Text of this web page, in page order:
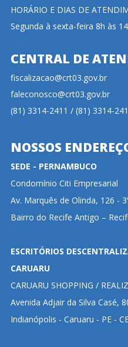
HORÁRIO E DIAS DE
Segunda à sexta-feira 8h às
CENTRAL DE
fiscalizacao@crt03.gov.br
faleconosco@crt03.gov.br
(81) 3314-2411 / (81) 3314-
NOSSOS
SEDE - PERNAMBUCO
Condomínio Citi Empresarial
Av. Marquês de Olinda, 126 -
Bairro do Recife Antigo –
ESCRITÓRIOS
CARUARU
CARUARU SHOPPING /
Avenida Adjair da Silva Casé,
Indianópolis - Caruaru - PE -